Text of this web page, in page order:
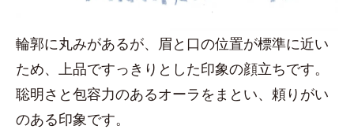
輪郭に丸みがあるが、眉と口の位置が標準に近い
ため、上品ですっきりとした印象の顔立ちです。
聡明さと包容力のあるオーラをまとい、頼りがい
のある印象です。